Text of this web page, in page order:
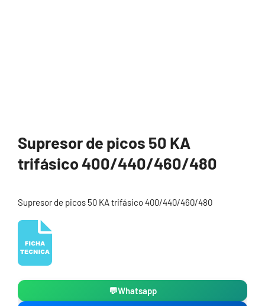
Supresor de picos 50 KA
trifásico 400/440/460/480
Supresor de picos 50 KA trifásico 400/440/460/480
💬Whatsapp